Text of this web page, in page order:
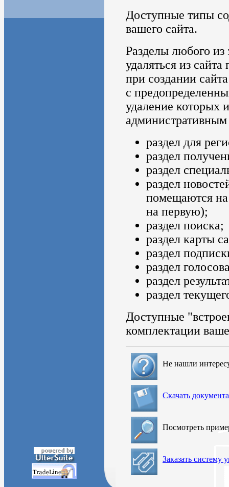
Доступные типы
вашего сайта.
Разделы любого из
удаляться из
при создании
с
удаление которых
административным
раздел для
раздел
раздел
раздел
помещаются на
на первую);
раздел поиска;
раздел карты
раздел
раздел
раздел
раздел
Доступные
комплектации
Не нашли
Скачать
Посмотреть
Заказать систему